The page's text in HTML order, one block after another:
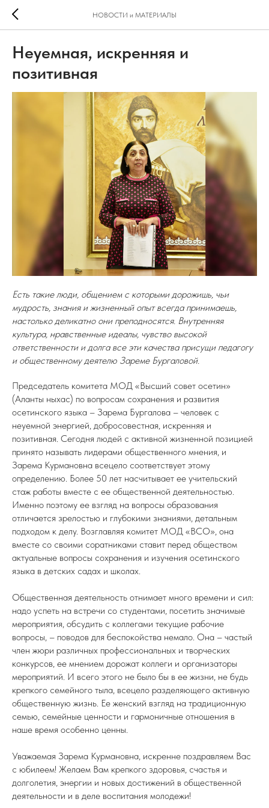
НОВОСТИ и МАТЕРИАЛЫ
Неуемная, искренняя и
позитивная
Есть такие люди, общением с которыми дорожишь, чьи
мудрость, знания и жизненный опыт всегда принимаешь,
настолько деликатно они преподносятся. Внутренняя
культура, нравственные идеалы, чувство высокой
ответственности и долга все эти качества присущи педагогу
и общественному деятелю Зареме Бургаловой.
Председатель комитета МОД «Высший совет осетин»
(Аланты ныхас) по вопросам сохранения и развития
осетинского языка – Зарема Бургалова – человек с
неуемной энергией, добросовестная, искренняя и
позитивная. Сегодня людей с активной жизненной позицией
принято называть лидерами общественного мнения, и
Зарема Курмановна всецело соответствует этому
определению. Более 50 лет насчитывает ее учительский
стаж работы вместе с ее общественной деятельностью.
Именно поэтому ее взгляд на вопросы образования
отличается зрелостью и глубокими знаниями, детальным
подходом к делу. Возглавляя комитет МОД «ВСО», она
вместе со своими соратниками ставит перед обществом
актуальные вопросы сохранения и изучения осетинского
языка в детских садах и школах.
Общественная деятельность отнимает много времени и сил:
надо успеть на встречи со студентами, посетить значимые
мероприятия, обсудить с коллегами текущие рабочие
вопросы, – поводов для беспокойства немало. Она – частый
член жюри различных профессиональных и творческих
конкурсов, ее мнением дорожат коллеги и организаторы
мероприятий. И всего этого не было бы в ее жизни, не будь
крепкого семейного тыла, всецело разделяющего активную
общественную жизнь. Ее женский взгляд на традиционную
семью, семейные ценности и гармоничные отношения в
наше время особенно ценны.
Уважаемая Зарема Курмановна, искренне поздравляем Вас
с юбилеем! Желаем Вам крепкого здоровья, счастья и
долголетия, энергии и новых достижений в общественной
деятельности и в деле воспитания молодежи!